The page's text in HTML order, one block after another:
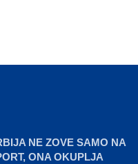
NE ZOVE SAMO NA
ONA OKUPLJA